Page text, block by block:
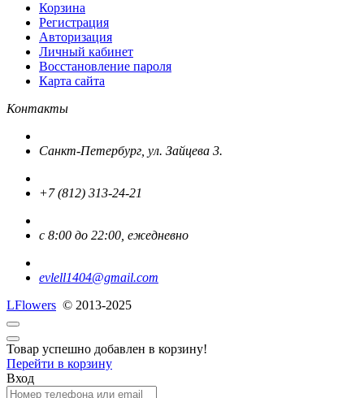
Корзина
Регистрация
Авторизация
Личный кабинет
Восстановление пароля
Карта сайта
Контакты
Санкт-Петербург, ул. Зайцева 3.
+7 (812) 313-24-21
с 8:00 до 22:00, ежедневно
evlell1404@gmail.com
LFlowers © 2013-2025
Товар успешно добавлен в корзину!
Перейти в корзину
Вход